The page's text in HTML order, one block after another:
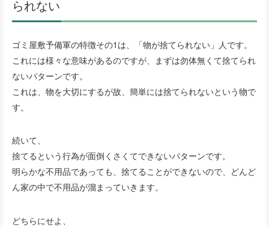
られない
ゴミ屋敷予備軍の特徴その1は、「物が捨てられない」人です。
これには様々な意味があるのですが、まずは勿体無くて捨てられ
ないパターンです。
これは、物を大切にするが故、簡単には捨てられないという物で
す。
続いて、
捨てるという行為が面倒くさくてできないパターンです。
明らかな不用品であっても、捨てることができないので、どんど
ん家の中で不用品が溜まっていきます。
どちらにせよ、